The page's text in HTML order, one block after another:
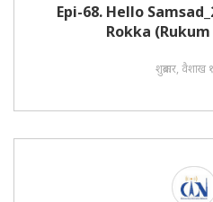
Epi-68. Hello
Rokka
शुक्रबार,